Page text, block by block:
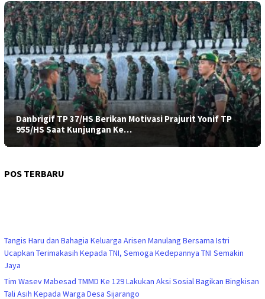
Danbrigif TP 37/HS Berikan Motivasi Prajurit Yonif TP
955/HS Saat Kunjungan Ke…
POS TERBARU
Tangis Haru dan Bahagia Keluarga Arisen Manulang Bersama Istri
Ucapkan Terimakasih Kepada TNI, Semoga Kedepannya TNI Semakin
Jaya
Tim Wasev Mabesad TMMD Ke 129 Lakukan Aksi Sosial Bagikan Bingkisan
Tali Asih Kepada Warga Desa Sijarango